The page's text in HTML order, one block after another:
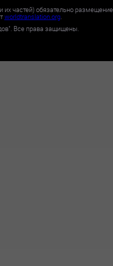
их частей) обязательно размещение
worldtranslation.org.
Все права защищены.